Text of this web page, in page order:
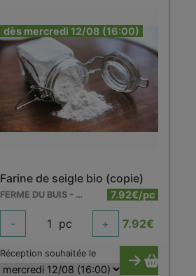
dès mercredi 12/08 (16:00)
Farine de seigle bio (copie)
FERME DU BUIS - BARRY 7.92€/pc
- 1 pc + 7.92€
Réception souhaitée le